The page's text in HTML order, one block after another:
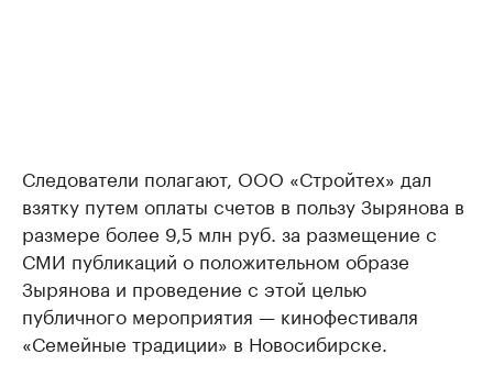
Следователи полагают, ООО «Стройтех» дал
взятку путем оплаты счетов в пользу Зырянова в
размере более 9,5 млн руб. за размещение с
СМИ публикаций о положительном образе
Зырянова и проведение с этой целью
публичного мероприятия — кинофестиваля
«Семейные традиции» в Новосибирске.